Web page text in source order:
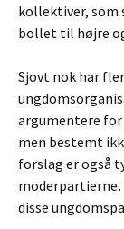
kollektiver, som
bollet til højre
Sjovt nok har
argumentere
men bestemt
forslag er også
disse